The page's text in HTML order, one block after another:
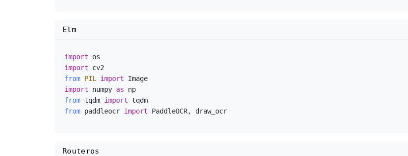
import
import
from PIL import
import numpy as
from tqdm import
from paddleocr import
Elm
Routeros